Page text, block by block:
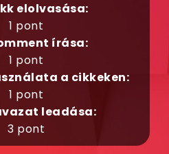
elolvasása:
1 pont
írása:
1 pont
a cikkeken:
1 pont
leadása:
3 pont